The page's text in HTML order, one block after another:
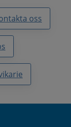
oss